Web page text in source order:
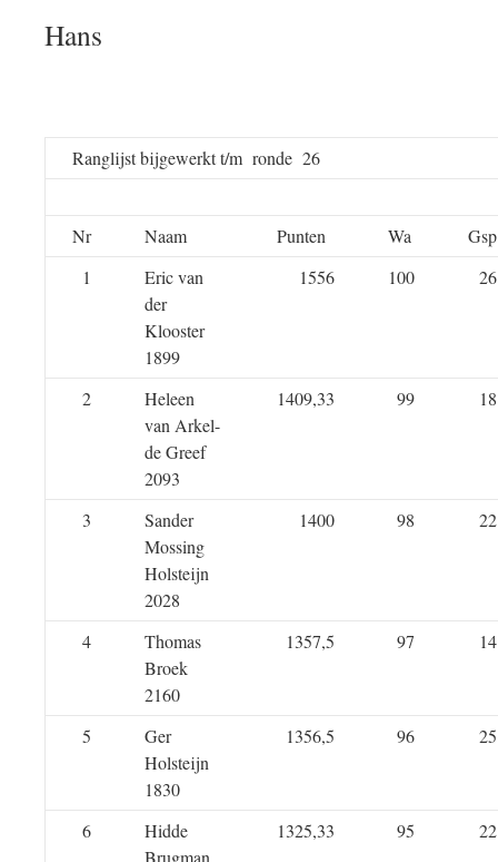
Hans
Ranglijst bijgewerkt t/m ronde 26
Nr Naam Punten Wa
Gsp
1
Eric van
der
Klooster
1899
1556 100 26
2
Heleen
van Arkel-
de Greef
2093
1409,33 99 18
3
Sander
Mossing
Holsteijn
2028
1400 98 22
4
Thomas
Broek
2160
1357,5 97 14
5
Ger
Holsteijn
1830
1356,5 96 25
6
Hidde
Brugman
1325,33 95 22